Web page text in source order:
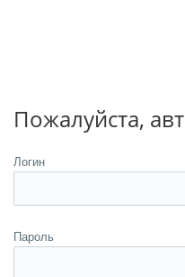
Пожалуйста,
Логин
Пароль